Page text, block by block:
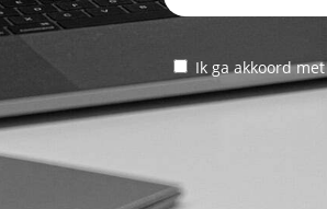
Ik ga akkoord